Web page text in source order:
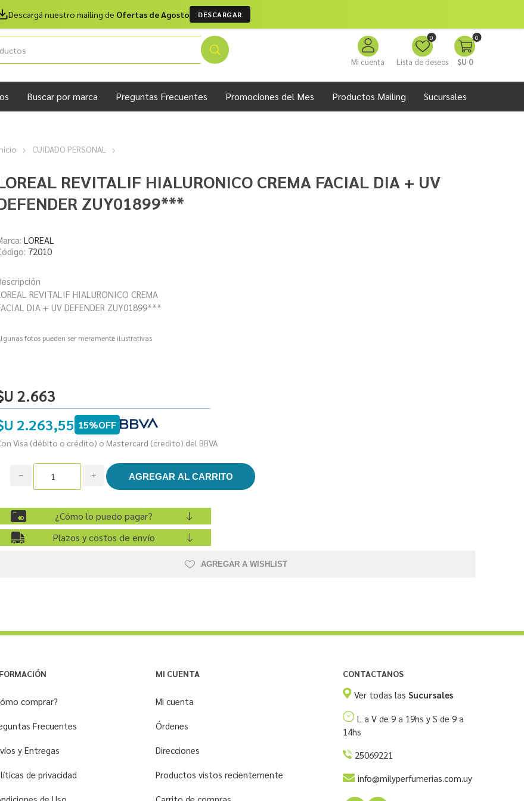
Descargá nuestro mailing de Ofertas de Agosto DESCARGAR
Mi cuenta Lista de deseos
0 0
$U 0
Buscar por marca Preguntas Frecuentes Promociones del Mes Productos Mailing Sucursales
CUIDADO PERSONAL
REVITALIF HIALURONICO CREMA FACIAL DIA + UV
ZUY01899***
LOREAL
72010
REVITALIF HIALURONICO CREMA
DIA + UV DEFENDER ZUY01899***
fotos pueden ser meramente ilustrativas
2.663
2.263,55 15%OFF
Visa (débito o crédito) o Mastercard (credito) del BBVA
i
h
¿Cómo lo puedo pagar?
Plazos y costos de envío
AGREGAR A WISHLIST
comprar?
Frecuentes
y Entregas
de privacidad
MI CUENTA
Mi cuenta
Órdenes
Direcciones
Productos vistos recientemente
CONTACTANOS
Ver todas las Sucursales
L a V de 9 a 19hs y S de 9 a
14hs
25069221
info@milyperfumerias.com.uy